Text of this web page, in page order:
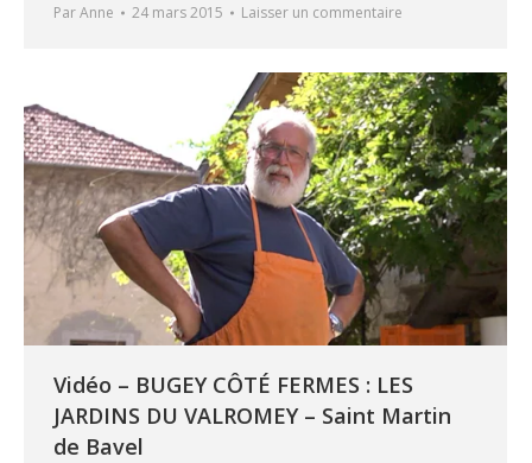
ParAnne 24 mars 2015 Laisser un commentaire
Vidéo – BUGEY CÔTÉ FERMES : LES
JARDINS DU VALROMEY – Saint Martin
de Bavel